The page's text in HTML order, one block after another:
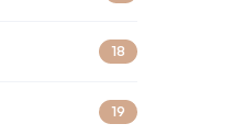
18
19